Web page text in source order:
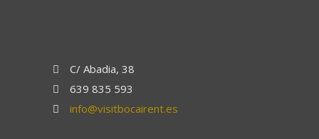
C/ Abadia, 38
639 835 593
info@visitbocairent.es